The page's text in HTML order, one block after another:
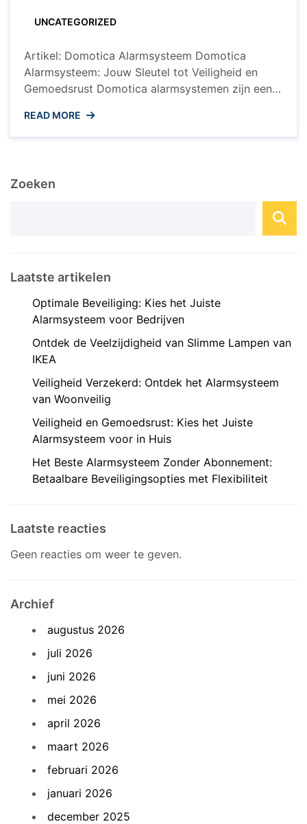
UNCATEGORIZED
Artikel: Domotica Alarmsysteem Domotica
Alarmsysteem: Jouw Sleutel tot Veiligheid en
Gemoedsrust Domotica alarmsystemen zijn een
huishoudens, waarbij technologie wordt ingezet
om de veiligheid te verhogen en gemoedsrust te
en connectiviteit om een effectieve
beveiligingsoplossing te bieden. Voordelen van
READ MORE
Zoeken
Laatste artikelen
Optimale Beveiliging: Kies het Juiste
Alarmsysteem voor Bedrijven
Ontdek de Veelzijdigheid van Slimme Lampen van
IKEA
Veiligheid Verzekerd: Ontdek het Alarmsysteem
van Woonveilig
Veiligheid en Gemoedsrust: Kies het Juiste
Alarmsysteem voor in Huis
Het Beste Alarmsysteem Zonder Abonnement:
Betaalbare Beveiligingsopties met Flexibiliteit
Laatste reacties
Geen reacties om weer te geven.
Archief
augustus 2026
juli 2026
juni 2026
mei 2026
april 2026
maart 2026
februari 2026
januari 2026
december 2025